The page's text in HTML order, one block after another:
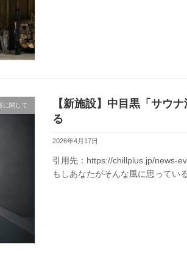
に関して
【新施設】中目黒「サウ
る
2026年4月17日
引用先：https://chillplus.jp/news-
もしあなたがそんな風に思ってい